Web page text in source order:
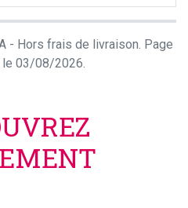
- Hors frais de livraison. Page
le 03/08/2026.